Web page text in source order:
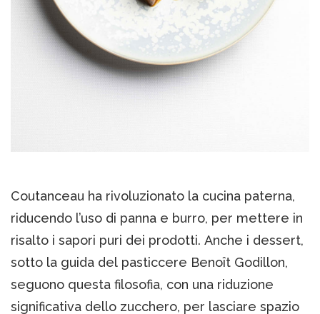
Coutanceau ha rivoluzionato la cucina paterna,
riducendo l’uso di panna e burro, per mettere in
risalto i sapori puri dei prodotti. Anche i dessert,
sotto la guida del pasticcere Benoît Godillon,
seguono questa filosofia, con una riduzione
significativa dello zucchero, per lasciare spazio